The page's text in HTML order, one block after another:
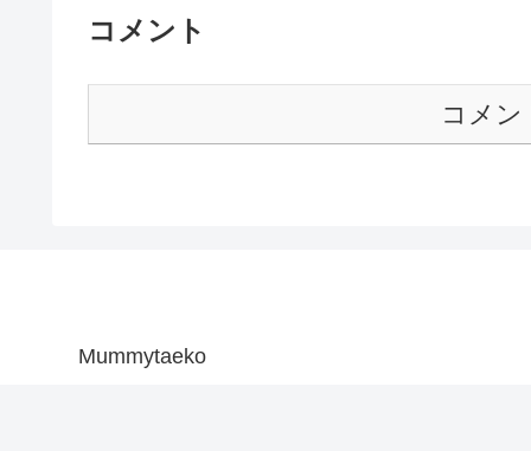
コメント
コメン
Mummytaeko